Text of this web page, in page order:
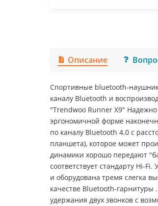
Описание
Спортивные bluetooth-
каналу Bluetooth и
"Trendwoo Runner X9"
эргономичной форме
по каналу Bluetooth 4.0 с
планшета), которое может
динамики хорошо передают
соответствует стандарту Hi-
и оборудована тремя слегка
качестве Bluetooth-
удержания двух звонков с